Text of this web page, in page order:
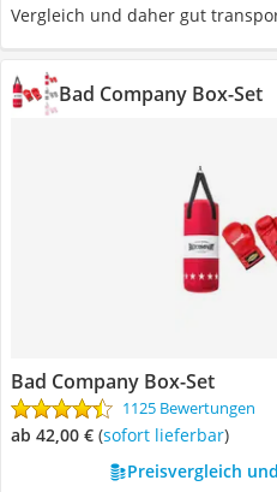
Vergleich und daher gut
Bad Company Box-Set
Bad Company Box-Set
1125 Bewertungen
ab 42,00 € ( Sofort lieferbar)
Preisvergleich